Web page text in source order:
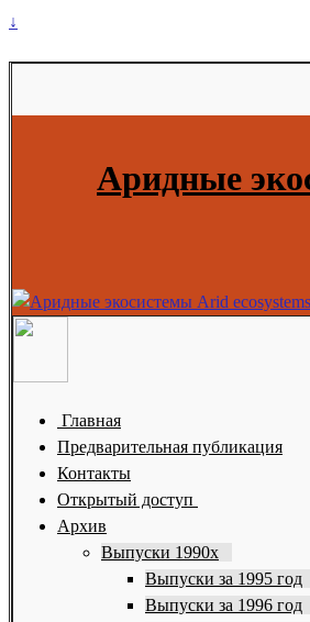
↓
Аридные
Главная
Предварительная публикация
Контакты
Открытый доступ
Архив
Выпуски 1990х
Выпуски за 1995 год
Выпуски за 1996 год